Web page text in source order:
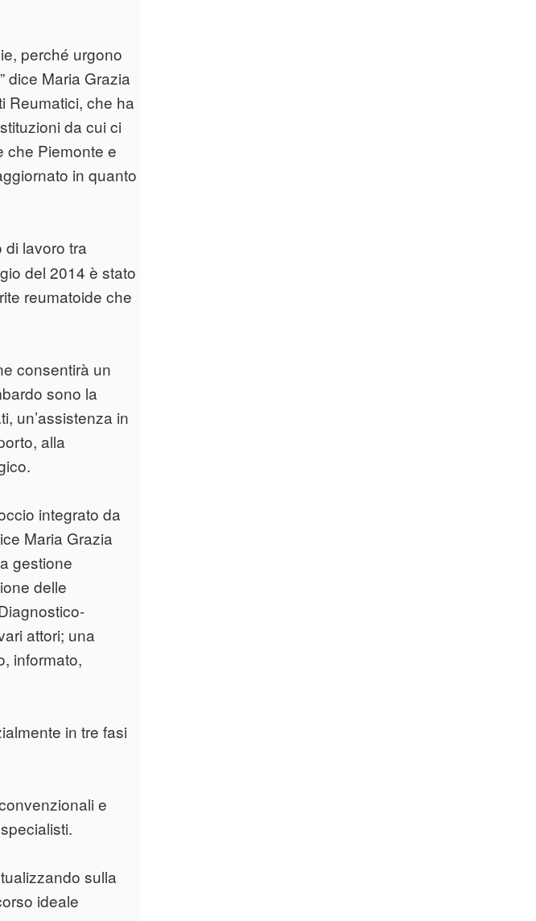
perché urgono
dice Maria Grazia
Reumatici, che ha
da cui ci
che Piemonte e
in quanto
lavoro tra
del 2014 è stato
reumatoide che
consentirà un
sono la
un’assistenza in
alla
integrato da
Maria Grazia
gestione
delle
attori; una
informato,
in tre fasi
e
sulla
ideale